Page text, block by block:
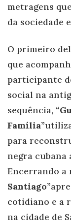
metragens
da sociedade
O primeiro
que
participante
social na
sequência,
Família”
para
negra cubana
Encerrando a
Santiago”
cotidiano e a
na cidade de